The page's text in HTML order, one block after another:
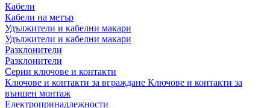
Кабели
Кабели на метър
Удължители и кабелни макари
Удължители и кабелни макари
Разклонители
Разклонители
Серии ключове и контакти
Ключове и контакти за вграждане Ключове и контакти за
външен монтаж
Електропринадлежности